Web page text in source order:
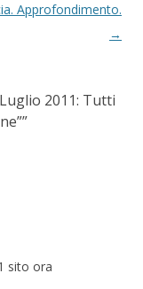
Approfondimento.
→
2011: Tutti
”
sito ora